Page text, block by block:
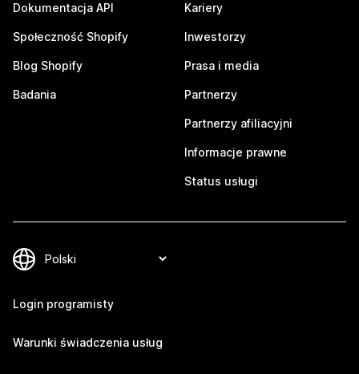
Dokumentacja API
Społeczność Shopify
Blog Shopify
Badania
Kariery
Inwestorzy
Prasa i media
Partnerzy
Partnerzy afiliacyjni
Informacje prawne
Status usługi
Login programisty
Warunki świadczenia usług